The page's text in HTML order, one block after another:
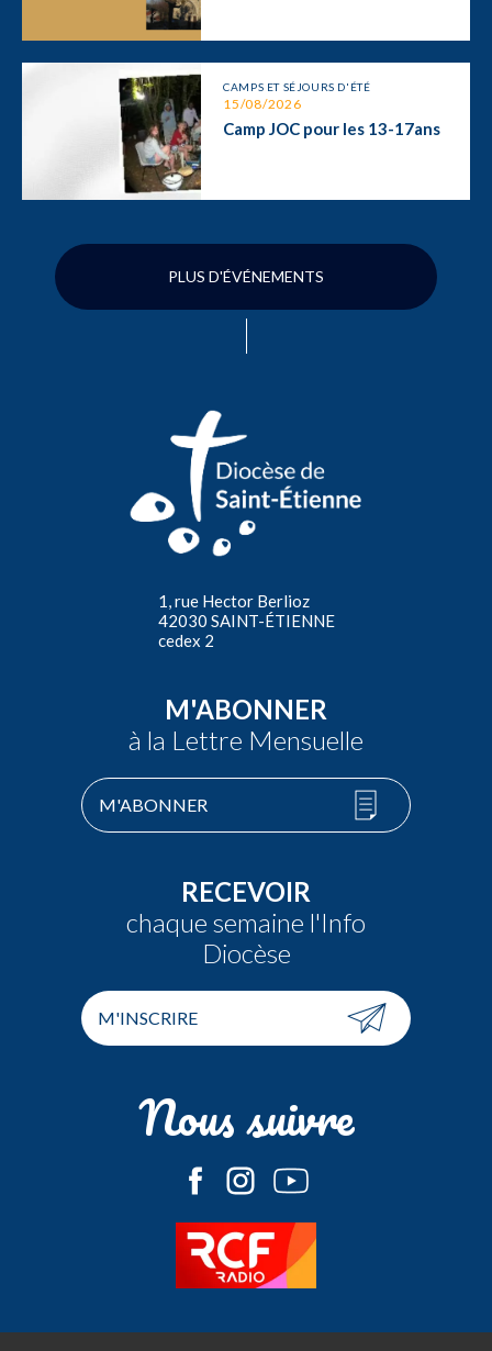
PLUS D'ÉVÉNEMENTS
CAMPS ET SÉJOURS D'ÉTÉ
15/08/2026
Camp JOC pour les 13-17ans
1, rue Hector Berlioz
42030 SAINT-ÉTIENNE
cedex 2
M'ABONNER
à la Lettre Mensuelle
M'ABONNER
RECEVOIR
chaque semaine l'Info
Diocèse
M'INSCRIRE
Nous suivre